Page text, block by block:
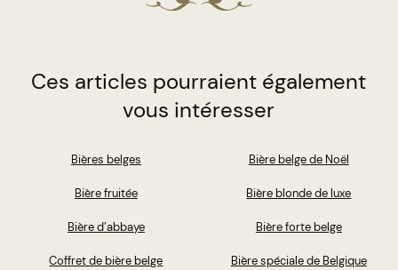
Ces articles pourraient également
vous intéresser
Bières belges
Bière fruitée
Bière d’abbaye
Coffret de bière belge
Bière belge de Noël
Bière blonde de luxe
Bière forte belge
Bière spéciale de Belgique